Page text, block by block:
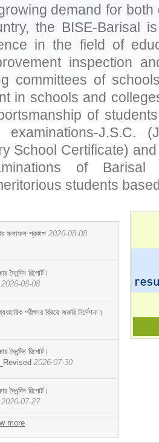
demand for
the BISE-Barisal
in the field of
inspection
committees of
in schools and
of
examinations-J.S.C.
School Certificate)
of
students
ফলাফল প্রকাশ 2026-08-08
রিপোর্ট।
2026-08-08
পরীক্ষার বিষয়ে জরুরি নির্দেশনা।
রিপোর্ট।
2026-07-30
রিপোর্ট।
2026-07-27
more